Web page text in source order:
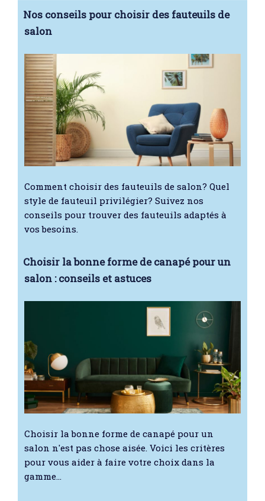
Nos conseils pour choisir des fauteuils de
salon
Comment choisir des fauteuils de salon? Quel
style de fauteuil privilégier? Suivez nos
conseils pour trouver des fauteuils adaptés à
vos besoins.
Choisir la bonne forme de canapé pour un
salon : conseils et astuces
Choisir la bonne forme de canapé pour un
salon n'est pas chose aisée. Voici les critères
pour vous aider à faire votre choix dans la
gamme…